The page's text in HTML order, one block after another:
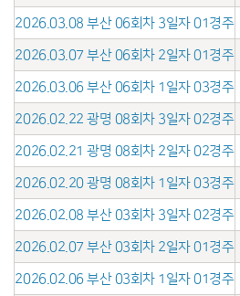
2026.03.08 부산 06회차 3일자 01경주
2026.03.07 부산 06회차 2일자 01경주
2026.03.06 부산 06회차 1일자 03경주
2026.02.22 광명 08회차 3일자 02경주
2026.02.21 광명 08회차 2일자 02경주
2026.02.20 광명 08회차 1일자 03경주
2026.02.08 부산 03회차 3일자 02경주
2026.02.07 부산 03회차 2일자 01경주
2026.02.06 부산 03회차 1일자 01경주